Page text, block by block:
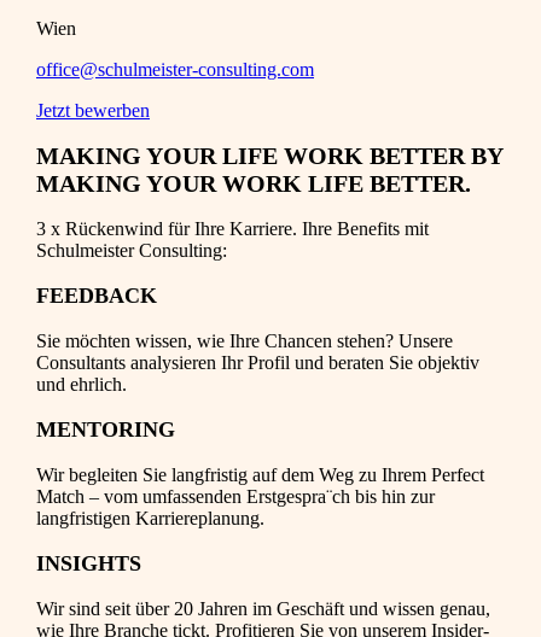
Wien
office@schulmeister-consulting.com
Jetzt bewerben
MAKING YOUR LIFE WORK BETTER BY
MAKING YOUR WORK LIFE BETTER.
3 x Rückenwind für Ihre Karriere. Ihre Benefits mit
Schulmeister Consulting:
FEEDBACK
Sie möchten wissen, wie Ihre Chancen stehen? Unsere
Consultants analysieren Ihr Profil und beraten Sie objektiv
und ehrlich.
MENTORING
Wir begleiten Sie langfristig auf dem Weg zu Ihrem Perfect
Match – vom umfassenden Erstgespra¨ch bis hin zur
langfristigen Karriereplanung.
INSIGHTS
Wir sind seit über 20 Jahren im Geschäft und wissen genau,
wie Ihre Branche tickt. Profitieren Sie von unserem Insider-